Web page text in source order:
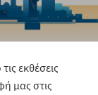
εκθέσεις
μας στις